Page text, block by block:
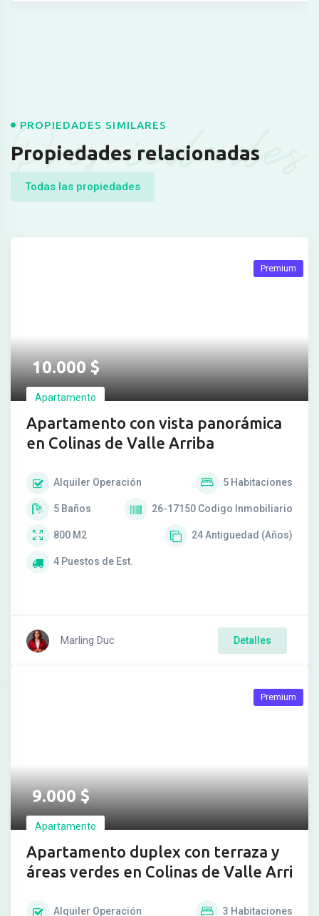
Propiedades
PROPIEDADES SIMILARES
Propiedades relacionadas
Todas las propiedades
10.000$
Apartamento
Apartamento con vista panorámica
en Colinas de Valle Arriba
Premium
Alquiler Operación 5 Habitaciones
5 Baños 26-17150 Codigo Inmobiliario
800 M2 24Antiguedad (Años)
4 Puestos de Est.
Marling Duc Detalles
9.000$
Apartamento
Apartamento duplex con terraza y
áreas verdes en Colinas de Valle Arri
Premium
Alquiler Operación 3 Habitaciones